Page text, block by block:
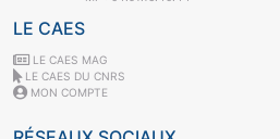
LE CAES
LE CAES MAG
LE CAES DU CNRS
MON COMPTE